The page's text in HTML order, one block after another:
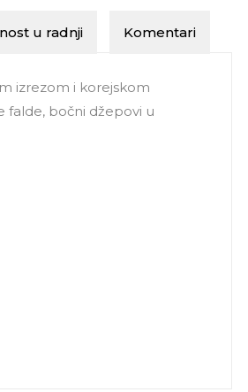
u radnji Komentari
izrezom i korejskom
falde, bočni džepovi u